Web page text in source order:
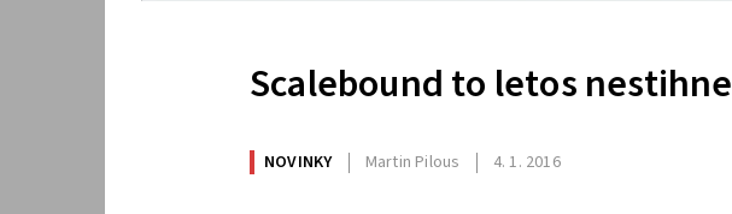
Scalebound to letos nestihne
NOVINKY Martin Pilous 4. 1. 2016